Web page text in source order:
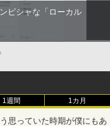
の麦茶 from 爽健美茶 ラ
本
吸うふたり 9巻 (デジタル
ミックス)
ピシャな「ローカル
1週間 1カ月
思っていた時期が僕にもあ